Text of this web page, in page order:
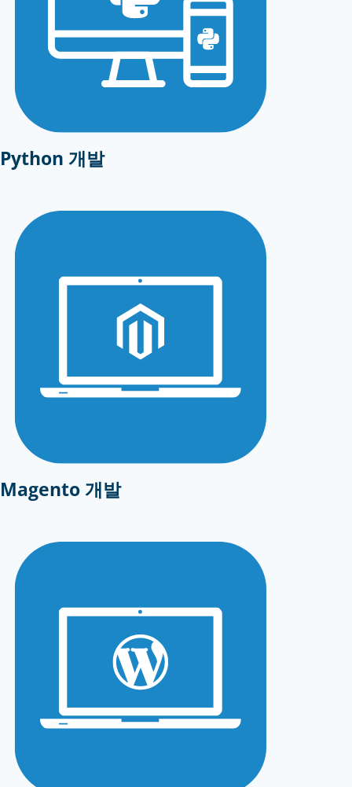
Python 개발
Magento 개발